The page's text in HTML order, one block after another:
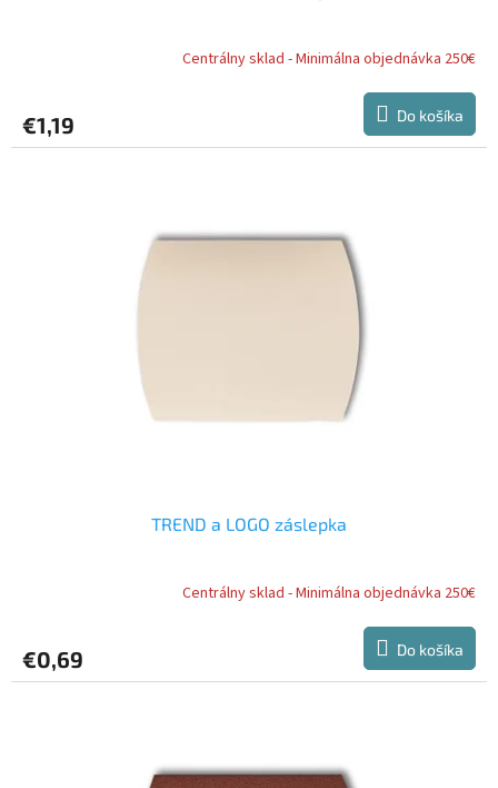
Centrálny sklad - Minimálna objednávka 250€
€1,19 Do košíka
TREND a LOGO záslepka
Centrálny sklad - Minimálna objednávka 250€
€0,69 Do košíka